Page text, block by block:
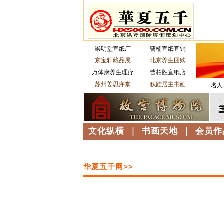
崇明堂宣纸厂
曹楠宣纸直销
京宝轩藏品展
北京养生团购
万体康养生理疗
曹柏胜宣纸店
苏州姜思序堂
积跬居主书画 名
文化纵横 书画天地 会员作
华夏五千网>>